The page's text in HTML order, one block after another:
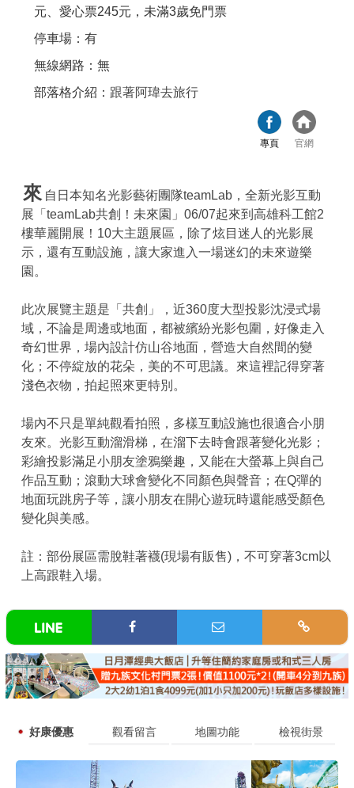
元、愛心票245元，未滿3歲免門票
停車場：有
無線網路：無
部落格介紹： 跟著阿瑋去旅行
專頁 官網
來 自日本知名光影藝術團隊teamLab，全新光影互動
展「teamLab共創！未來園」06/07起來到高雄科工館2
樓華麗開展！10大主題展區，除了炫目迷人的光影展
示，還有互動設施，讓大家進入一場迷幻的未來遊樂
園。
此次展覽主題是「共創」，近360度大型投影沈浸式場
域，不論是周邊或地面，都被繽紛光影包圍，好像走入
奇幻世界，場內設計仿山谷地面，營造大自然間的變
化；不停綻放的花朵，美的不可思議。來這裡記得穿著
淺色衣物，拍起照來更特別。
場內不只是單純觀看拍照，多樣互動設施也很適合小朋
友來。光影互動溜滑梯，在溜下去時會跟著變化光影；
彩繪投影滿足小朋友塗鴉樂趣，又能在大螢幕上與自己
作品互動；滾動大球會變化不同顏色與聲音；在Q彈的
地面玩跳房子等，讓小朋友在開心遊玩時還能感受顏色
變化與美感。
註：部份展區需脫鞋著襪(現場有販售)，不可穿著3cm以
上高跟鞋入場。
好康優惠 觀看留言 地圖功能 檢視街景